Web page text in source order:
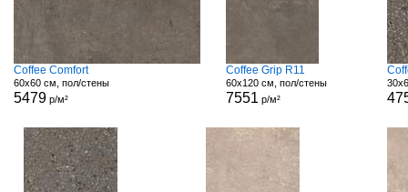
Coffee Comfort
60x60 см, пол/стены
5479 р/м²
Coffee Grip R11
60x120 см, пол/стены
7551 р/м²